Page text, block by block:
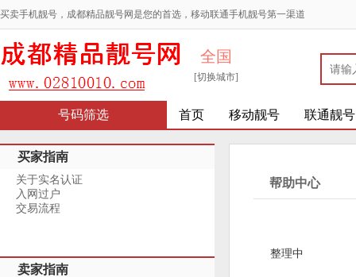
买卖手机靓号，成都精品靓号网是您的首选，移动联通手机靓号第一渠道
全国
[切换城市]
号码筛选 首页 移动靓号 联通靓号
买家指南
关于实名认证
入网过户
交易流程
卖家指南
帮助中心
整理中